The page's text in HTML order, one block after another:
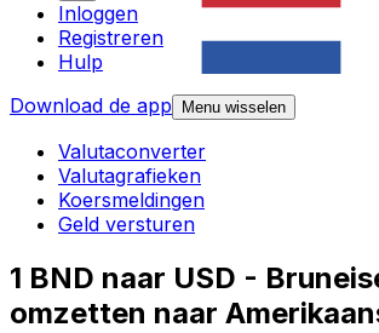
Inloggen
Registreren
Hulp
Download de app
Menu wisselen
Valutaconverter
Valutagrafieken
Koersmeldingen
Geld versturen
1 BND naar USD -
omzetten naar